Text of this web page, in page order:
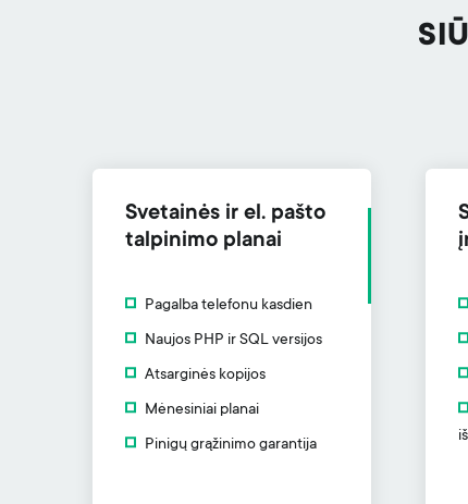
Svetainės ir el. pašto
talpinimo planai
Pagalba telefonu kasdien
Naujos PHP ir SQL versijos
Atsarginės kopijos
Mėnesiniai planai
Pinigų grąžinimo garantija